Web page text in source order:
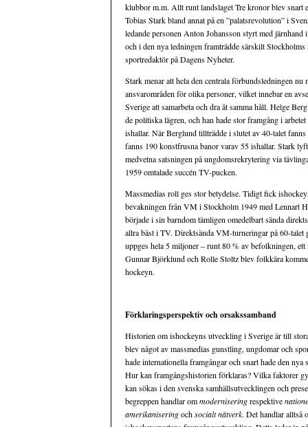
klubbor m.m. Allt runt landslaget Tre kronor blev
Tobias Stark bland annat på en ”palatsrevolution” i
ledande personen Anton Johansson styrt med
och i den nya ledningen framträdde särskilt
sportredaktör på Dagens Nyheter.
Stark menar att hela den centrala förbundsledningen
ansvarområden för olika personer, vilket innebar en
Sverige att samarbeta och dra åt samma håll. Helge
de politiska lägren, och han hade stor framgång i
ishallar. När Berglund tillträdde i slutet av 40-talet fanns
fanns 190 konstfrusna banor varav 55 ishallar. Stark
medvetna satsningen på ungdomsrekrytering via
1959 omtalade succén TV-pucken.
Massmedias roll ges stor betydelse. Tidigt fick
bevakningen från VM i Stockholm 1949 med Lennart
började i sin barndom tämligen omedelbart sända
allra bäst i TV. Direktsända VM-turneringar på 60-
uppges hela 5 miljoner – runt 80 % av befolkningen,
Gunnar Björklund och Rolle Stoltz blev folkkära
hockeyn.
Förklaringsperspektiv och orsakssamband
Historien om ishockeyns utveckling i Sverige är till
blev något av massmedias gunstling, ungdomar och
hade internationella framgångar och snart hade den
Hur kan framgångshistorien förklaras? Vilka faktorer
kan sökas i den svenska samhällsutvecklingen och
begreppen handlar ommoderniseringrespektive
amerikaniseringochsocialt nätverk. Det handlar alltså